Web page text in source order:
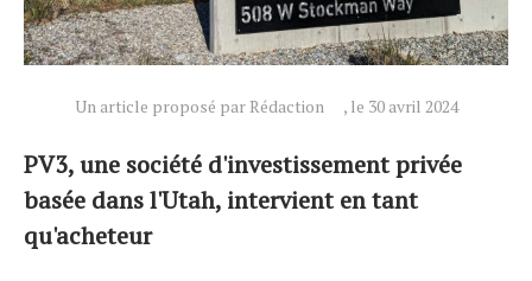
Un article proposé par Rédaction , le 30 avril 2024
PV3, une société d'investissement privée
basée dans l'Utah, intervient en tant
qu'acheteur
Technologies
Tests de produits
Conseils